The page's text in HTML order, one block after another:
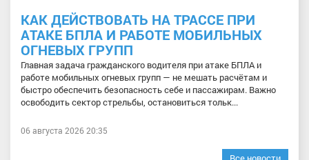
КАК ДЕЙСТВОВАТЬ НА ТРАССЕ ПРИ
АТАКЕ БПЛА И РАБОТЕ МОБИЛЬНЫХ
ОГНЕВЫХ ГРУПП
Главная задача гражданского водителя при атаке БПЛА и
работе мобильных огневых групп — не мешать расчётам и
быстро обеспечить безопасность себе и пассажирам. Важно
освободить сектор стрельбы, остановиться тольк...
06 августа 2026 20:35